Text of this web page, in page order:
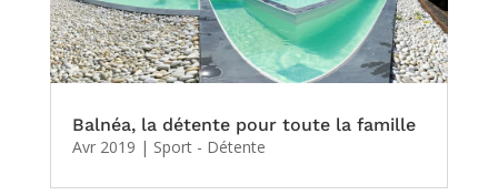
Balnéa, la détente pour toute la famille
Avr 2019 | Sport - Détente